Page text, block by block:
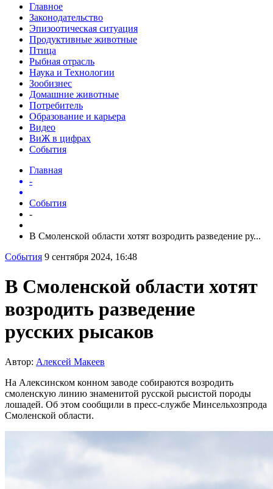
Главное
Законодательство
Эпизоотическая ситуация
Продуктивные животные
Птица
Рыбная отрасль
Наука и Технологии
Зообизнес
Домашние животные
Потребитель
Образование и карьера
Видео
ВиЖ в цифрах
События
Главная
-
События
-
В Смоленской области хотят возродить разведение ру...
События 9 сентября 2024, 16:48
В Смоленской области хотят
возродить разведение
русских рысаков
Автор: Алексей Макеев
На Алексинском конном заводе собираются возродить
смоленскую линию знаменитой русской рысистой породы
лошадей. Об этом сообщили в пресс-службе Минсельхозпрода
Смоленской области.